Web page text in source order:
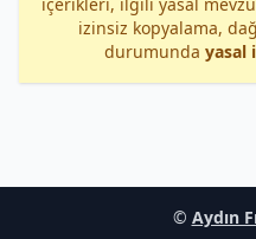
izinsiz kopyalama,
durumunda yasal
© Aydın